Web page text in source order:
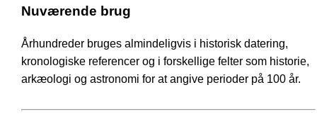
Nuværende brug
Århundreder bruges almindeligvis i historisk datering,
kronologiske referencer og i forskellige felter som historie,
arkæologi og astronomi for at angive perioder på 100 år.